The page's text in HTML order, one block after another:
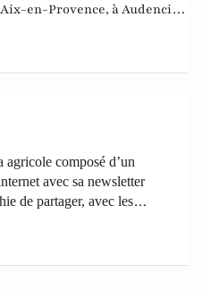
Aix-en-Provence, à Audencia
supérieur de
Paris).
composé d’un
avec sa newsletter
de partager, avec les
réflexions sur l’agriculture.
accessibles au grand